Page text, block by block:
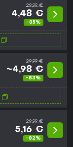
29,99 €
4,48 €
-85%
29,99 €
~4,98 €
-83%
29,99 €
5,16 €
-82%